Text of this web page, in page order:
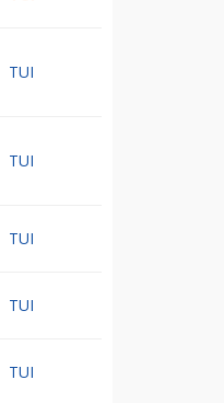
TUI
TUI
TUI
TUI
TUI